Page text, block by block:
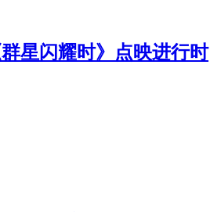
星闪耀时》点映进行时